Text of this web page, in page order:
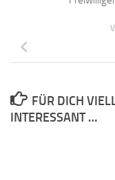
FÜR DICH
INTERESSANT …